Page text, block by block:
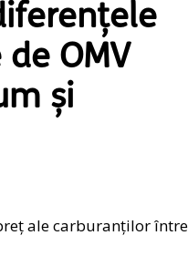
OMV
și
ale carburanților între